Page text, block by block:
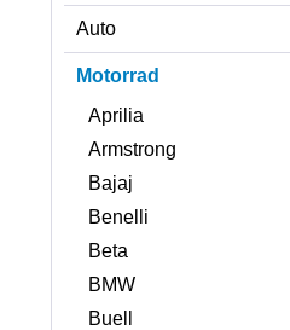
Auto
Motorrad
Aprilia
Armstrong
Bajaj
Benelli
Beta
BMW
Buell